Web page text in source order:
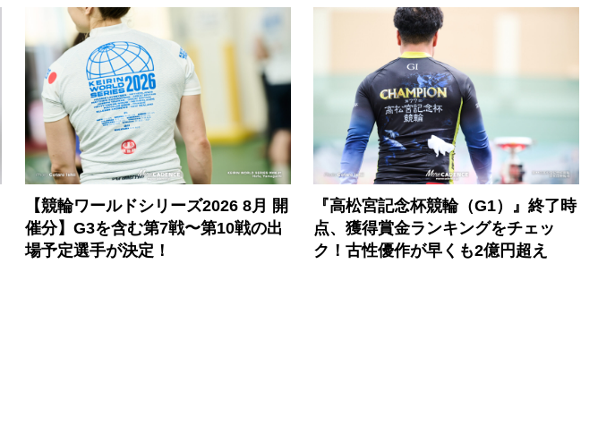
【競輪ワールドシリーズ2026 8月 開
催分】G3を含む第7戦〜第10戦の出
場予定選手が決定！
『高松宮記念杯競輪（G1）』終了時
点、獲得賞金ランキングをチェッ
ク！古性優作が早くも2億円超え